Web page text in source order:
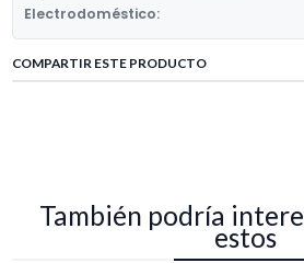
Electrodoméstico:
COMPARTIR ESTE PRODUCTO
También podría
estos